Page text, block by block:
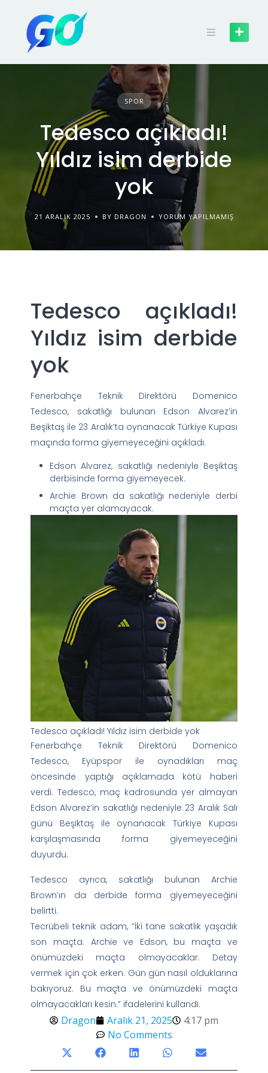
SPOR
Tedesco açıkladı!
Yıldız isim derbide
yok
21 ARALIK 2025 BY DRAGON YORUM YAPILMAMIŞ
Tedesco açıkladı!
Yıldız isim derbide
yok
Fenerbahçe Teknik Direktörü Domenico
Tedesco, sakatlığı bulunan Edson Alvarez’in
Beşiktaş ile 23 Aralık’ta oynanacak Türkiye Kupası
maçında forma giyemeyeceğini açıkladı.
Edson Alvarez, sakatlığı nedeniyle Beşiktaş
derbisinde forma giyemeyecek.
Archie Brown da sakatlığı nedeniyle derbi
maçta yer alamayacak.
Tedesco açıkladı! Yıldız isim derbide yok
Fenerbahçe Teknik Direktörü Domenico
Tedesco, Eyüpspor ile oynadıkları maç
öncesinde yaptığı açıklamada kötü haberi
verdi. Tedesco, maç kadrosunda yer almayan
Edson Alvarez’in sakatlığı nedeniyle 23 Aralık Salı
günü Beşiktaş ile oynanacak Türkiye Kupası
karşılaşmasında forma giyemeyeceğini
duyurdu.
Tedesco ayrıca, sakatlığı bulunan Archie
Brown’ın da derbide forma giyemeyeceğini
belirtti.
Tecrübeli teknik adam, “İki tane sakatlık yaşadık
son maçta. Archie ve Edson, bu maçta ve
önümüzdeki maçta olmayacaklar. Detay
vermek için çok erken. Gün gün nasıl olduklarına
bakıyoruz. Bu maçta ve önümüzdeki maçta
olmayacakları kesin.” ifadelerini kullandı.
Dragon Aralık 21, 2025
4:17 pm
No Comments